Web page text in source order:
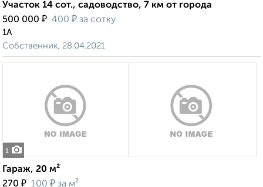
Участок 14 сот., садоводство, 7 км от города
500 000 ₽ 400 ₽ за сотку
1А
Собственник, 28.04.2021
1
Гараж, 20 м²
270 ₽ 100 ₽ за м²